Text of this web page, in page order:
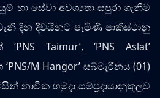
හා සේවා අවශ්‍යතා සපුරා ගැනීම
දින දිවයිනට පැමිණි පාකිස්ථානු
Taimur’, ‘PNS Aslat’
M Hangor’ සබ්මැරීනය (01)
නාවික හමුදා සම්ප්‍රදායානුකුලව